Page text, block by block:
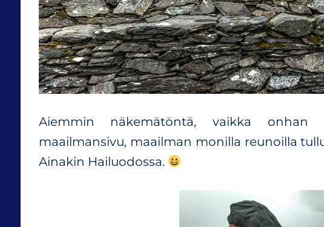
Aiemmin näkemätöntä, vaikka onhan
maailmansivu, maailman monilla reunoilla
Ainakin Hailuodossa.